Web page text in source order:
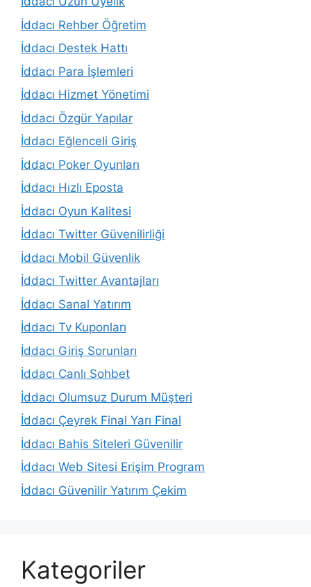
İddacı Rehber Öğretim
İddacı Destek Hattı
İddacı Para İşlemleri
İddacı Hizmet Yönetimi
İddacı Özgür Yapılar
İddacı Eğlenceli Giriş
İddacı Poker Oyunları
İddacı Hızlı Eposta
İddacı Oyun Kalitesi
İddacı Twitter Güvenilirliği
İddacı Mobil Güvenlik
İddacı Twitter Avantajları
İddacı Sanal Yatırım
İddacı Tv Kuponları
İddacı Giriş Sorunları
İddacı Canlı Sohbet
İddacı Olumsuz Durum Müşteri
İddacı Çeyrek Final Yarı Final
İddacı Bahis Siteleri Güvenilir
İddacı Web Sitesi Erişim Program
İddacı Güvenilir Yatırım Çekim
Kategoriler